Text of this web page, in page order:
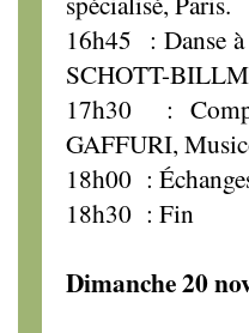
16h45 : Danse
SCHOTT-
17h30 :
GAFFURI,
18h00 :
18h30 : Fin
Dimanche 20